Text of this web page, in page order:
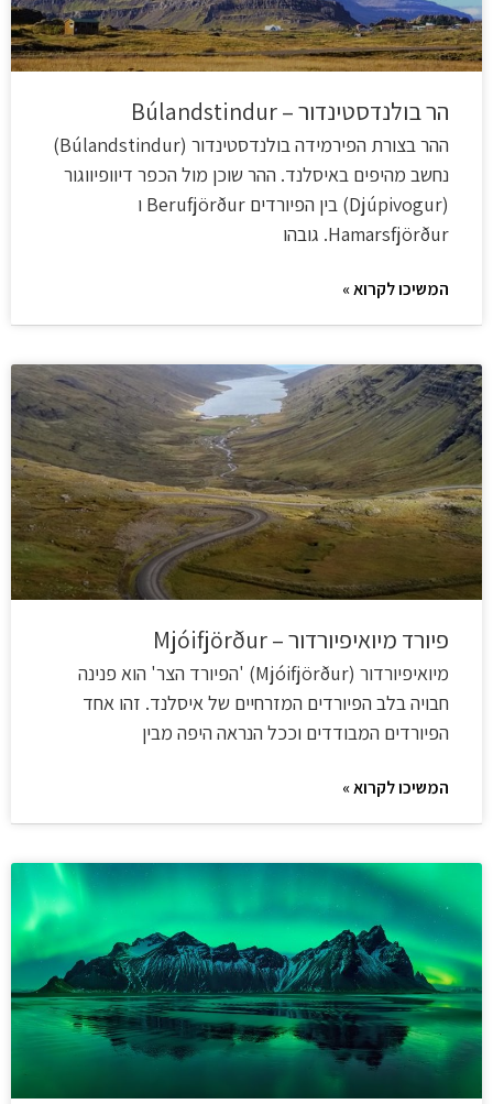
הר בולנדסטינדור – Búlandstindur
ההר בצורת הפירמידה בולנדסטינדור (Búlandstindur)
נחשב מהיפים באיסלנד. ההר שוכן מול הכפר דיוופיווגור
(Djúpivogur) בין הפיורדים Berufjörður ו
Hamarsfjörður. גובהו
המשיכו לקרוא »
פיורד מיואיפיורדור – Mjóifjörður
מיואיפיורדור (Mjóifjörður) 'הפיורד הצר' הוא פנינה
חבויה בלב הפיורדים המזרחיים של איסלנד. זהו אחד
הפיורדים המבודדים וככל הנראה היפה מבין
המשיכו לקרוא »